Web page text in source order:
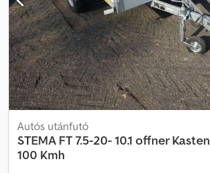
Autós utánfutó
STEMA FT 7.5-20- 10.1 offner Kasten
100 Kmh